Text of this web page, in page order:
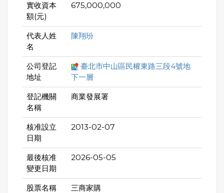
實收資本
額(元)
675,000,000
代表人姓
名
陳翔玢
公司登記
地址
臺北市中山區民權東路三段4號地
下一層
登記機關
名稱
商業發展署
核准設立
日期
2013-02-07
最後核准
變更日期
2026-05-05
股票名稱 三商家購